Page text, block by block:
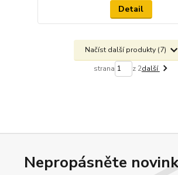
Detail
Načíst další produkty (7)
strana z 2další
Nepropásněte